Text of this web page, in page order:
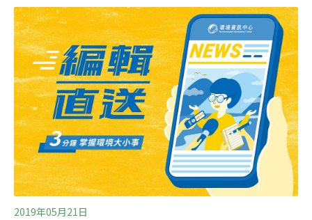
入大海。
2019年05月21日